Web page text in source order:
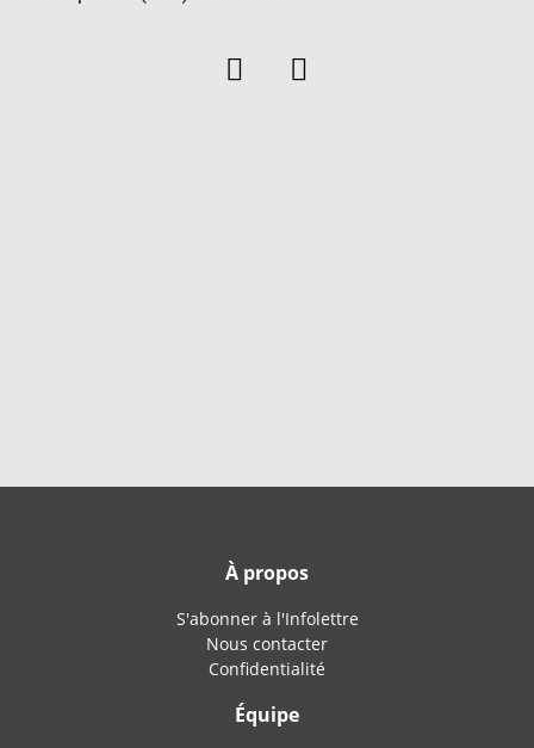
À propos
S'abonner à l'Infolettre
Nous contacter
Confidentialité
Équipe